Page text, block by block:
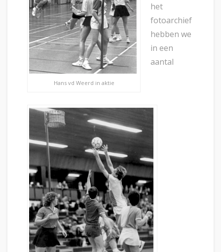
Hans vd Weerd in aktie
het
fotoarchief
hebben we
in een
aantal